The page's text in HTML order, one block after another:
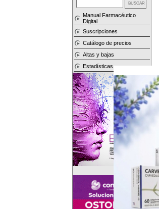
Manual Farmacéutico
Digital
Suscripciones
Catálogo de precios
Altas y bajas
Estadísticas